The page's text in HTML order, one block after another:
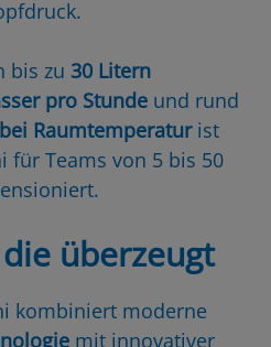
bis zu 30 Litern
pro Stunde und rund
Raumtemperaturist
für Teams von 5 bis 50
überzeugt
kombiniert moderne
mit innovativer